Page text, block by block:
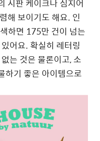
시판 케이크나 심지어
해 보이기도 해요. 인
하면 175만 건이 넘는
어요. 확실히 레터링
는 것은 물론이고, 소
하기 좋은 아이템으로